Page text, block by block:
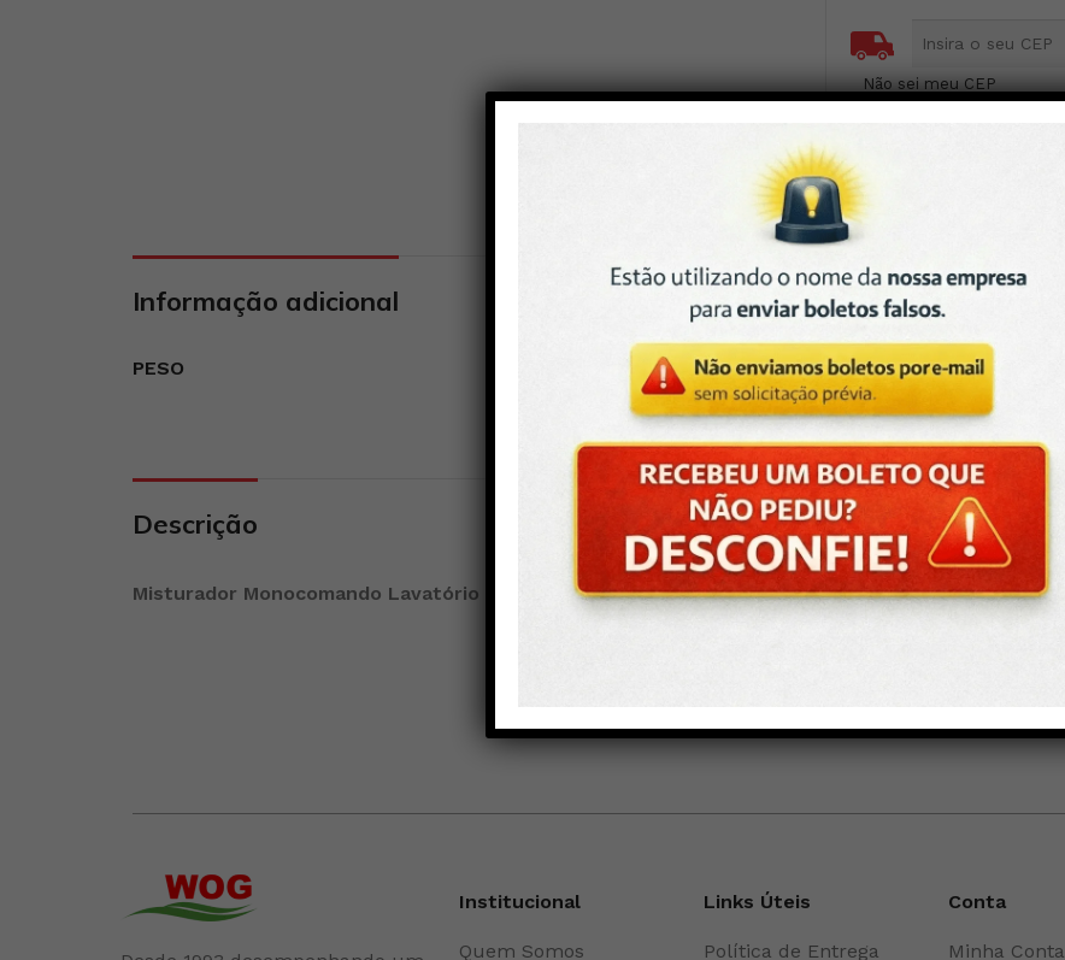
Não sei meu CEP
Informação adicional
PESO 2,270 kg DIMENSÕES
Descrição
Misturador Monocomando Lavatório Paolo e Francesca uma Curva 0511
Institucional
Quem Somos
Links Úteis
Política de Entrega
Conta
Minha Conta